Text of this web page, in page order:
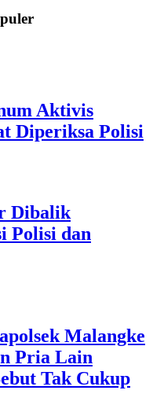
Aktivis
Diperiksa Polisi
Dibalik
Polisi dan
Malangke
Pria Lain
Tak Cukup